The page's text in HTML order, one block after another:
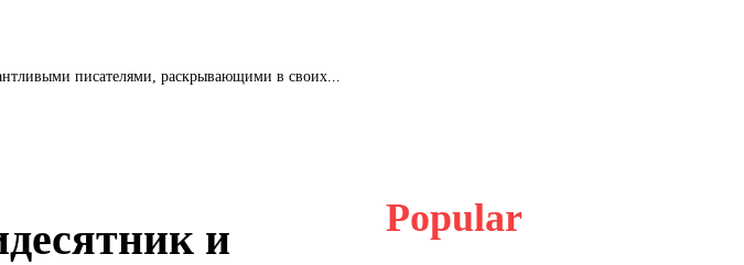
писателями, раскрывающими в своих...
и
Popular